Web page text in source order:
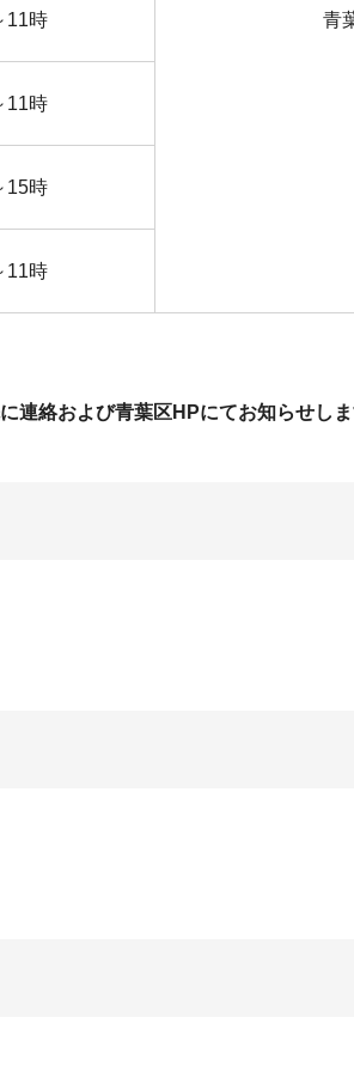
青
11時
11時
15時
11時
連絡および青葉区HPにてお知らせしま